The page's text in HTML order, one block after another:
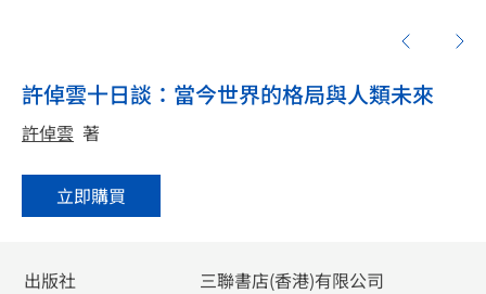
許倬雲十日談：當今世界的格局與人類未來
許倬雲 著
立即購買
出版社
三聯書店(香港)有限公司